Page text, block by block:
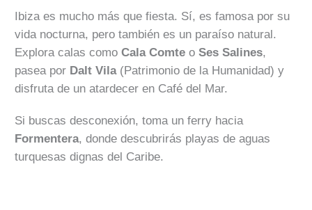
Ibiza es mucho más que fiesta. Sí, es famosa por su
vida nocturna, pero también es un paraíso natural.
Explora calas como Cala Comte o Ses Salines,
pasea por Dalt Vila(Patrimonio de la Humanidad) y
disfruta de un atardecer en Café del Mar.
Si buscas desconexión, toma un ferry hacia
Formentera, donde descubrirás playas de aguas
turquesas dignas del Caribe.